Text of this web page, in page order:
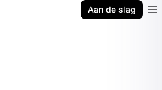
Aan de slag